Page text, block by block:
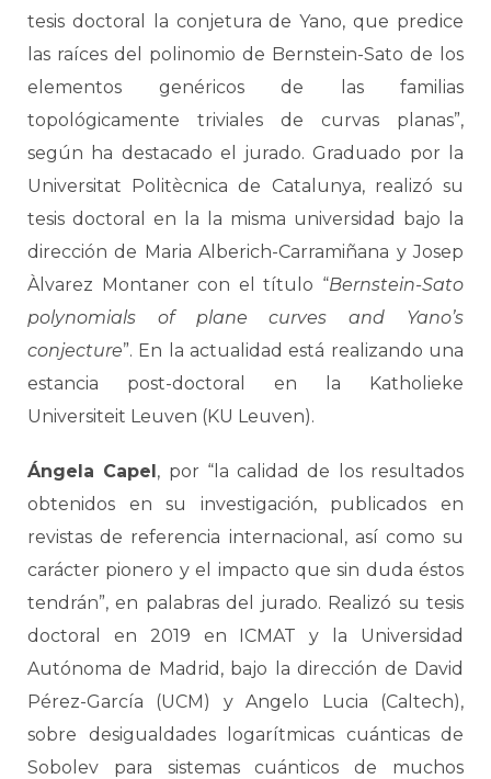
tesis doctoral la conjetura de Yano, que predice
las raíces del polinomio de Bernstein-Sato de los
elementos genéricos de las familias
topológicamente triviales de curvas planas”,
según ha destacado el jurado. Graduado por la
Universitat Politècnica de Catalunya, realizó su
tesis doctoral en la la misma universidad bajo la
dirección de Maria Alberich-Carramiñana y Josep
Àlvarez Montaner con el título “Bernstein-Sato
polynomials of plane curves and Yano’s
conjecture”. En la actualidad está realizando una
estancia post-doctoral en la Katholieke
Universiteit Leuven (KU Leuven).
Ángela Capel, por “la calidad de los resultados
obtenidos en su investigación, publicados en
revistas de referencia internacional, así como su
carácter pionero y el impacto que sin duda éstos
tendrán”, en palabras del jurado. Realizó su tesis
doctoral en 2019 en ICMAT y la Universidad
Autónoma de Madrid, bajo la dirección de David
Pérez-García (UCM) y Angelo Lucia (Caltech),
sobre desigualdades logarítmicas cuánticas de
Sobolev para sistemas cuánticos de muchos